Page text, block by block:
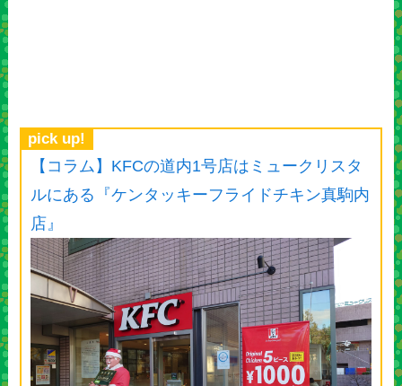
pick up!
【コラム】KFCの道内1号店はミュークリスタ
ルにある『ケンタッキーフライドチキン真駒内
店』